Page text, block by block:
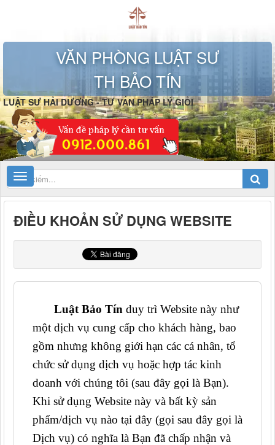
VĂN PHÒNG LUẬT SƯ
TH BẢO TÍN
LUẬT SƯ HẢI DƯƠNG - TƯ VẤN PHÁP LÝ GIỎI
ĐIỀU KHOẢN SỬ DỤNG WEBSITE
Luật Bảo Tín duy trì Website này như
một dịch vụ cung cấp cho khách hàng, bao
gồm nhưng không giới hạn các cá nhân, tổ
chức sử dụng dịch vụ hoặc hợp tác kinh
doanh với chúng tôi (sau đây gọi là Bạn).
Khi sử dụng Website này và bất kỳ sản
phẩm/dịch vụ nào tại đây (gọi sau đây gọi là
Dịch vụ) có nghĩa là Bạn đã chấp nhận và